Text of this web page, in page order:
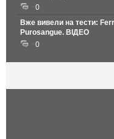
0
Вже вивели на тести:
Purosangue. ВІДЕО
0